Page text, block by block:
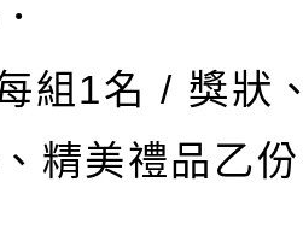
組1名 / 獎狀
精美禮品乙